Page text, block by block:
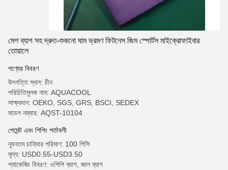
মেশ ব্যাগ সহ দ্রুত-শুকনো ঘাম ভ্রমণ ফিটনেস জিম স্পোর্টস মাইক্রোফাইবার
তোয়ালে
পণ্যের বিবরণ
উৎপত্তি স্থল: চীন
পরিচিতিমুলক নাম: AQUACOOL
সাক্ষ্যদান: OEKO, SGS, GRS, BSCI, SEDEX
মডেল নম্বার: AQST-10104
পেমেন্ট এবং শিপিং শর্তাবলী
ন্যূনতম চাহিদার পরিমাণ: 100 পিসি
মূল্য: USD0.55-USD3.50
প্যাকেজিং বিবরণ: ওপিপি ব্যাগ, জাল ব্যাগ